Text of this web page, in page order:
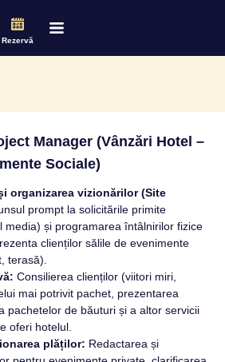
Rezervă
Manager (Vânzări Hotel –
Sociale)
organizarea vizionărilor (Site
prompt la solicitările primite
media) și programarea întâlnirilor fizice
clienților sălile de evenimente
terasă).
Consilierea clienților (viitori miri,
mai potrivit pachet, prezentarea
pachetelor de băuturi și a altor servicii
oferi hotelul.
plăților: Redactarea și